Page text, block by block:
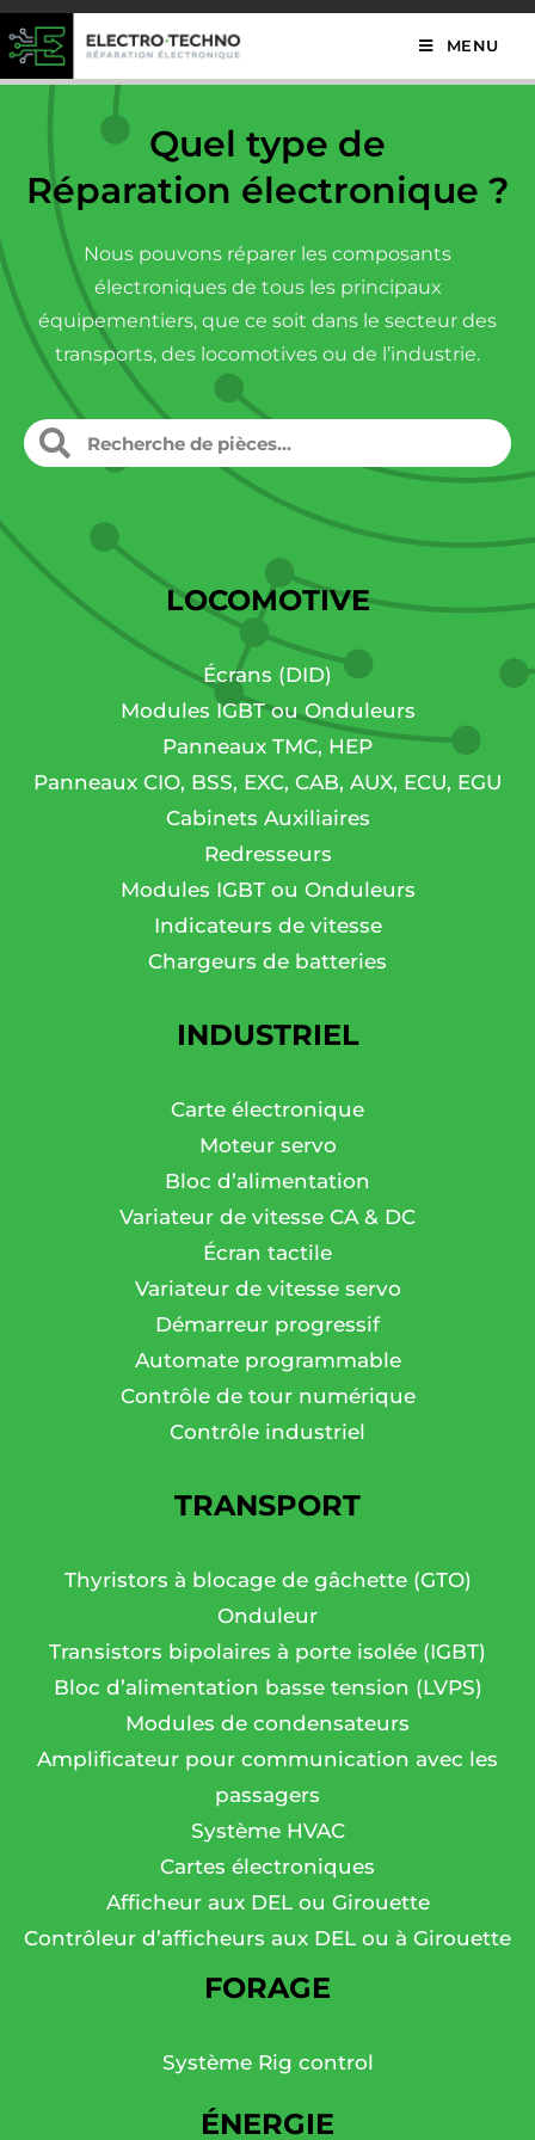
MENU
Quel type de
Réparation électronique ?
Nous pouvons réparer les composants
électroniques de tous les principaux
équipementiers, que ce soit dans le secteur des
transports, des locomotives ou de l’industrie.
LOCOMOTIVE
Écrans (DID)
Modules IGBT ou Onduleurs
Panneaux TMC, HEP
Panneaux CIO, BSS, EXC, CAB, AUX, ECU, EGU
Cabinets Auxiliaires
Redresseurs
Modules IGBT ou Onduleurs
Indicateurs de vitesse
Chargeurs de batteries
INDUSTRIEL
Carte électronique
Moteur servo
Bloc d’alimentation
Variateur de vitesse CA & DC
Écran tactile
Variateur de vitesse servo
Démarreur progressif
Automate programmable
Contrôle de tour numérique
Contrôle industriel
TRANSPORT
Thyristors à blocage de gâchette (GTO)
Onduleur
Transistors bipolaires à porte isolée (IGBT)
Bloc d’alimentation basse tension (LVPS)
Modules de condensateurs
Amplificateur pour communication avec les
passagers
Système HVAC
Cartes électroniques
Afficheur aux DEL ou Girouette
Contrôleur d’afficheurs aux DEL ou à Girouette
FORAGE
Système Rig control
ÉNERGIE